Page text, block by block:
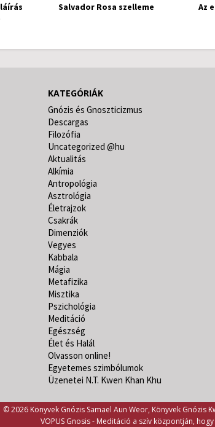
Salvador Rosa szelleme
Az
KATEGÓRIÁK
Gnózis és Gnoszticizmus
Descargas
Filozófia
Uncategorized @hu
Aktualitás
Alkímia
Antropológia
Asztrológia
Életrajzok
Csakrák
Dimenziók
Vegyes
Kabbala
Mágia
Metafizika
Misztika
Pszichológia
Meditáció
Egészség
Élet és Halál
Olvasson online!
Egyetemes szimbólumok
Üzenetei N.T. Kwen Khan Khu
© 2026 Könyvek Gnózis Samael Aun Weor, Könyvek Gnózis
VOPUS Gnosis - Meditáció a szív központján,